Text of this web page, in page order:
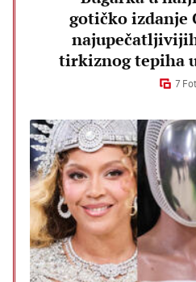
gotičko izdanje
tirkiznog tepiha
7